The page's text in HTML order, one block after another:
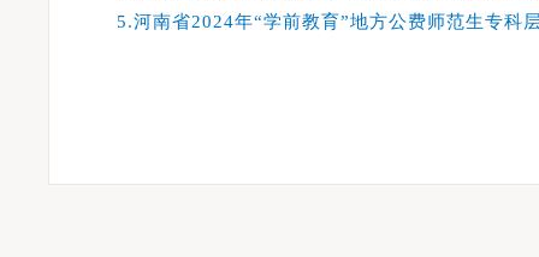
5.河南省2024年“学前教育”地方公费师范生专科